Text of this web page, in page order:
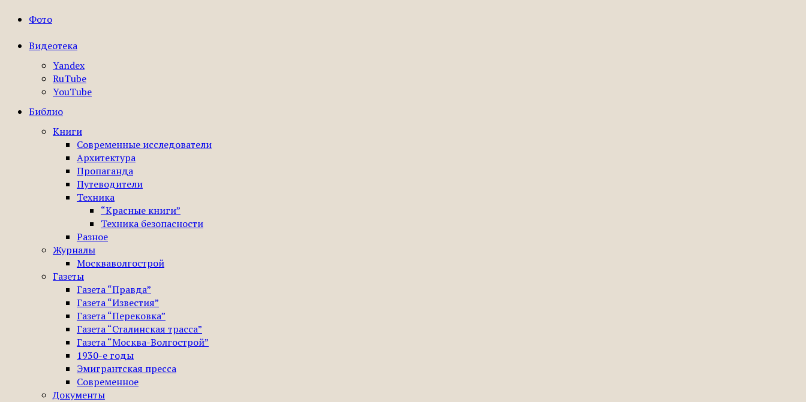
Фото
Видеотека
Yandex
RuTube
YouTube
Библио
Книги
Современные исследователи
Архитектура
Пропаганда
Путеводители
Техника
“Красные книги”
Техника безопасности
Разное
Журналы
Москваволгострой
Газеты
Газета “Правда”
Газета “Известия”
Газета “Перековка”
Газета “Сталинская трасса”
Газета “Москва-Волгострой”
1930-е годы
Эмигрантская пресса
Современное
Документы